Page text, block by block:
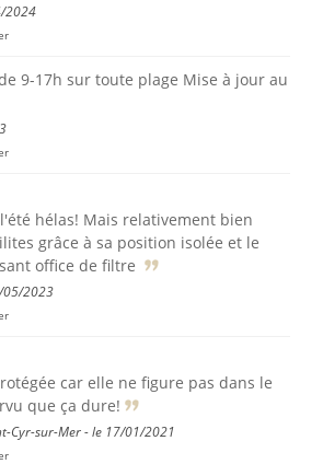
2024
9-17h sur toute plage Mise à jour au
hélas! Mais relativement bien
grâce à sa position isolée et le
office de filtre
05/2023
car elle ne figure pas dans le
que ça dure!
Cyr-sur-Mer - le 17/01/2021